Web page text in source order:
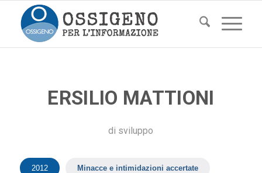
ERSILIO MATTIONI
di sviluppo
2012 Minacce e intimidazioni accertate